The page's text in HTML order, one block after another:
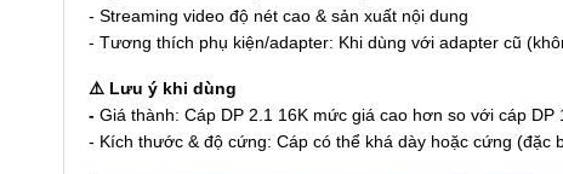
- Streaming video độ nét cao & sản xuất nội dung
- Tương thích phụ kiện/adapter: Khi dùng với adapter cũ
⚠️ Lưu ý khi dùng
- Giá thành: Cáp DP 2.1 16K mức giá cao hơn so với cáp DP
- Kích thước & độ cứng: Cáp có thể khá dày hoặc cứng (đặc